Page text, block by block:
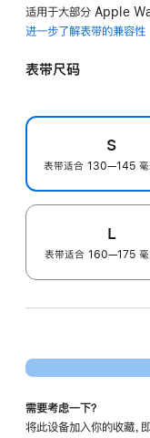
适用于大部分 Apple
进一步了解表带的兼容性
表带尺码
S
表带适合 130—145 毫
L
表带适合 160—175 毫
需要考虑一下？
将此设备加入你的收藏，